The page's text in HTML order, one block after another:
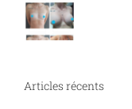
Articles récents